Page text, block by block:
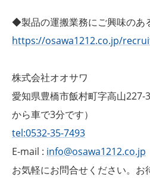
◆製品の運搬業務にご興味の
https://osawa1212.co.jp/
株式会社オオサワ
愛知県豊橋市飯村町字高山227-
から車で3分です）
tel:0532-35-7493
E-mail : info@osawa1212.co.jp
お気軽にお問合せください。お